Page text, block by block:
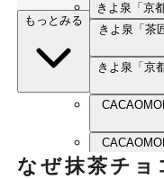
きよ泉「京
きよ泉「茶
きよ泉「京
もっとみる
なぜ抹茶チョ